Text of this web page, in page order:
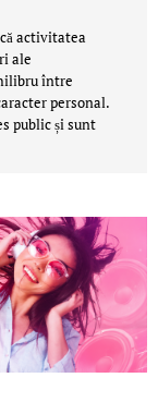
activitatea
ale
între
personal.
public și sunt